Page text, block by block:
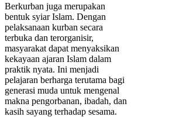
Berkurban juga merupakan
bentuk syiar Islam. Dengan
pelaksanaan kurban secara
terbuka dan terorganisir,
masyarakat dapat menyaksikan
kekayaan ajaran Islam dalam
praktik nyata. Ini menjadi
pelajaran berharga terutama bagi
generasi muda untuk mengenal
makna pengorbanan, ibadah, dan
kasih sayang terhadap sesama.